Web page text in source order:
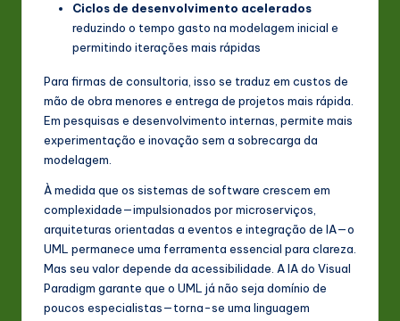
Ciclos de desenvolvimento acelerados
reduzindo o tempo gasto na modelagem inicial e
permitindo iterações mais rápidas
Para firmas de consultoria, isso se traduz em custos de
mão de obra menores e entrega de projetos mais rápida.
Em pesquisas e desenvolvimento internas, permite mais
experimentação e inovação sem a sobrecarga da
modelagem.
À medida que os sistemas de software crescem em
complexidade—impulsionados por microserviços,
arquiteturas orientadas a eventos e integração de IA—o
UML permanece uma ferramenta essencial para clareza.
Mas seu valor depende da acessibilidade. A IA do Visual
Paradigm garante que o UML já não seja domínio de
poucos especialistas—torna-se uma linguagem